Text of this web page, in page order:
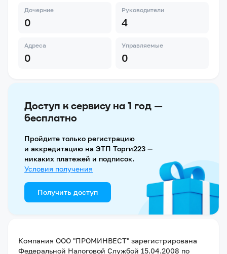
Дочерние
0
Руководители
4
Адреса
0
Управляемые
0
Доступ к сервису на 1 год —
бесплатно
Пройдите только регистрацию
и аккредитацию на ЭТП Торги223 —
никаких платежей и подписок.
Условия получения
Получить доступ
Компания ООО "ПРОМИНВЕСТ" зарегистрирована
Федеральной Налоговой Службой 15.04.2008 по